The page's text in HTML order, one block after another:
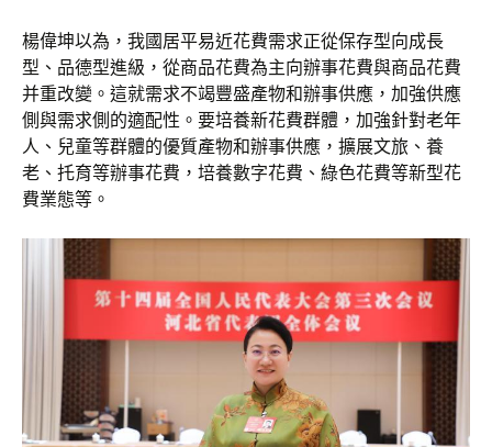
楊偉坤以為，我國居平易近花費需求正從保存型向成長
型、品德型進級，從商品花費為主向辦事花費與商品花費
并重改變。這就需求不竭豐盛產物和辦事供應，加強供應
側與需求側的適配性。要培養新花費群體，加強針對老年
人、兒童等群體的優質產物和辦事供應，擴展文旅、養
老、托育等辦事花費，培養數字花費、綠色花費等新型花
費業態等。